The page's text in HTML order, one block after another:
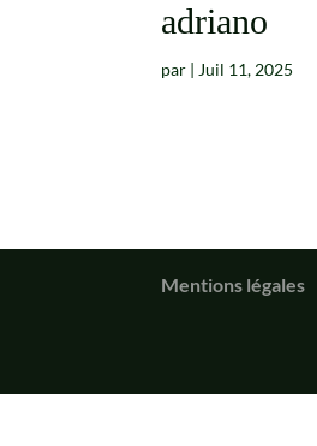
adriano
par | Juil 11, 2025
Mentions légales